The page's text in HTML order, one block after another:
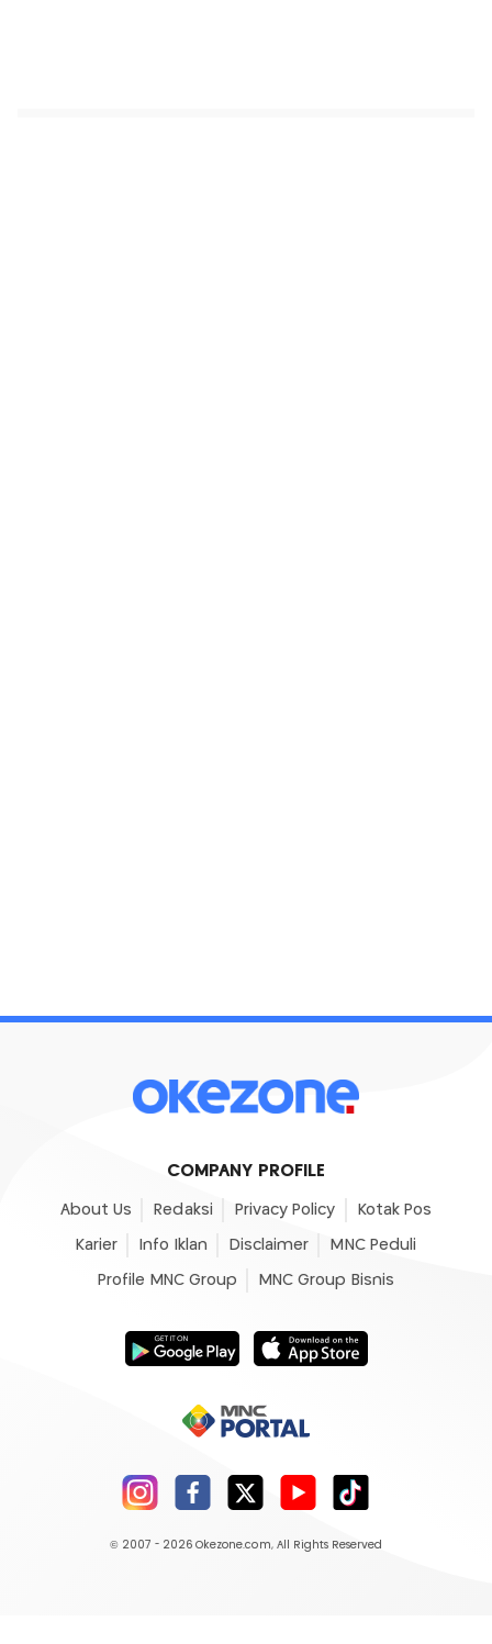
COMPANY PROFILE
About Us Redaksi Privacy Policy Kotak Pos
Karier Info Iklan Disclaimer MNC Peduli
Profile MNC Group MNC Group Bisnis
© 2007 - 2026 Okezone.com, All Rights Reserved